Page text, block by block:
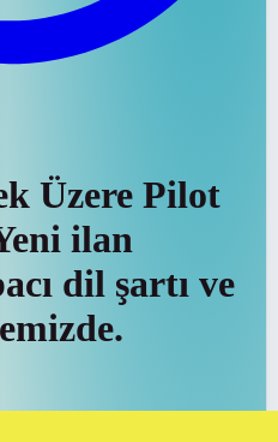
Üzere Pilot
ilan
dil şartı ve